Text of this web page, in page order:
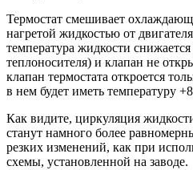
Термостат смешивает
нагретой жидкостью от
температура жидкости
теплоносителя) и клапан не
клапан термостата откроется
в нем будет иметь температуру
Как видите, циркуляция
станут намного более
резких изменений, как при
схемы, установленной на заводе.